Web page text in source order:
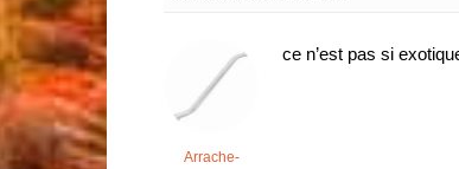
Arrache-
ce n’est pas si